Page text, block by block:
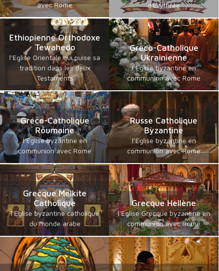
avec Rome
d'Erythrée
Ethiopienne Orthodoxe
Tewahedo
l’Eglise Orientale qui puise sa
tradition dans les deux
Testaments
Gréco-Catholique
Ukrainienne
l’Eglise byzantine en
communion avec Rome
Gréco-Catholique
Roumaine
l’Eglise byzantine en
communion avec Rome
Russe Catholique
Byzantine
l’Eglise byzantine en
communion avec Rome
Grecque Melkite
Catholique
l’Eglise byzantine catholique
du monde arabe
Grecque Hellène
l’Eglise Grecque byzantine en
communion avec Rome